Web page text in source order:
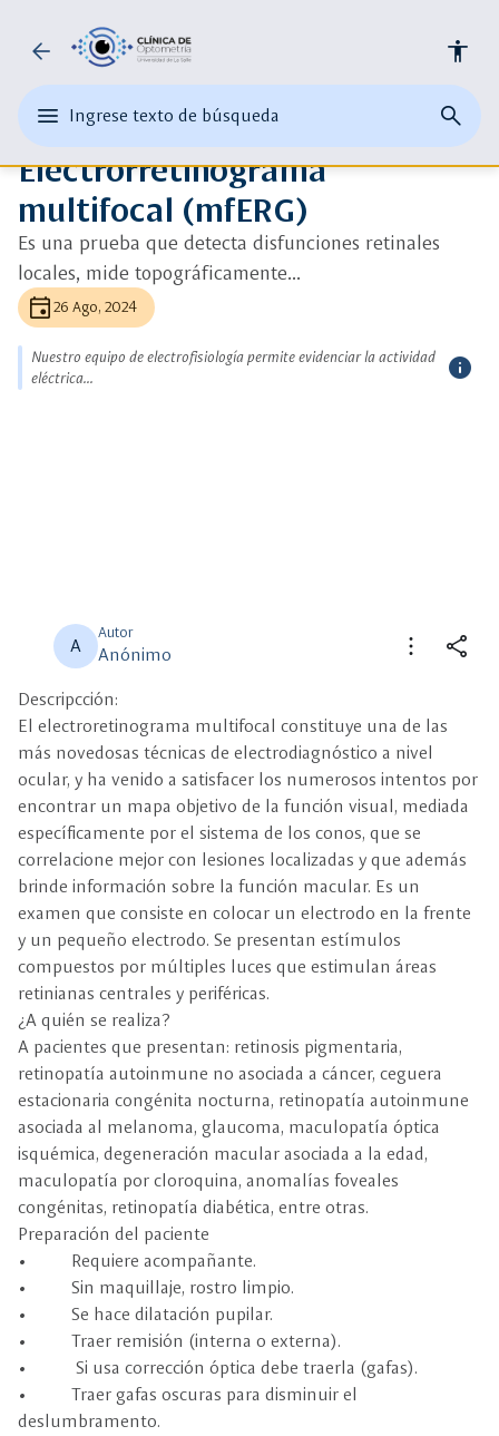
arrow_back
Universidad
la
Salle
menu
el
menu
principal
Ingrese texto de búsqueda search
de
edit
Ingrese
o
una
palabra
clave
close
accessibility
ads_click Ver más detalle
auto_awesome
Electrorretinograma
multifocal (mfERG)
Es una prueba que detecta disfunciones retinales
locales, mide topográficamente...
event 26 Ago, 2024
Nuestro equipo de electrofisiología permite evidenciar la actividad
eléctrica...
info
A
Autor
Anónimo more_vert share
description Descripción
view_carousel Multimedia
Descripcción:
El electroretinograma multifocal constituye una de las
más novedosas técnicas de electrodiagnóstico a nivel
ocular, y ha venido a satisfacer los numerosos intentos por
encontrar un mapa objetivo de la función visual, mediada
específicamente por el sistema de los conos, que se
correlacione mejor con lesiones localizadas y que además
brinde información sobre la función macular. Es un
examen que consiste en colocar un electrodo en la frente
y un pequeño electrodo. Se presentan estímulos
compuestos por múltiples luces que estimulan áreas
retinianas centrales y periféricas.
¿A quién se realiza?
A pacientes que presentan: retinosis pigmentaria,
retinopatía autoinmune no asociada a cáncer, ceguera
estacionaria congénita nocturna, retinopatía autoinmune
asociada al melanoma, glaucoma, maculopatía óptica
isquémica, degeneración macular asociada a la edad,
maculopatía por cloroquina, anomalías foveales
congénitas, retinopatía diabética, entre otras.
Preparación del paciente
• Requiere acompañante.
• Sin maquillaje, rostro limpio.
• Se hace dilatación pupilar.
• Traer remisión (interna o externa).
• Si usa corrección óptica debe traerla (gafas).
• Traer gafas oscuras para disminuir el
deslumbramento.